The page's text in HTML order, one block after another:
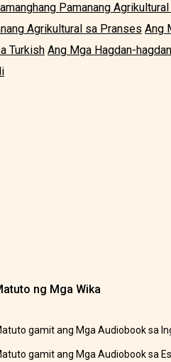
Pamanang
Agrikultural sa Pranses Ang
Turkish Ang Mga Hagdan-
ng Mga Wika
gamit ang Mga Audiobook sa
gamit ang Mga Audiobook sa